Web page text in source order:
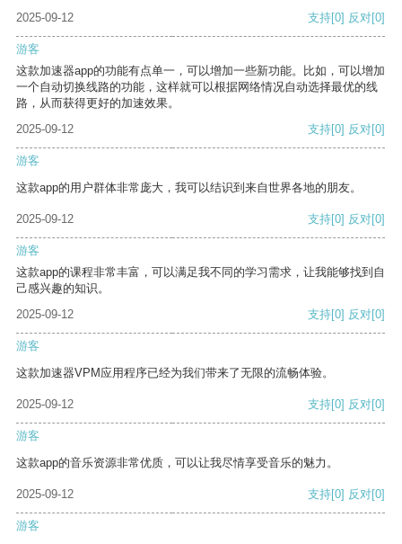
2025-09-12
支持[0] 反对[0]
游客
这款加速器app的功能有点单一，可以增加一些新功能。比如，可以增加
一个自动切换线路的功能，这样就可以根据网络情况自动选择最优的线
路，从而获得更好的加速效果。
2025-09-12
支持[0] 反对[0]
游客
这款app的用户群体非常庞大，我可以结识到来自世界各地的朋友。
2025-09-12 支持[0] 反对[0]
游客
这款app的课程非常丰富，可以满足我不同的学习需求，让我能够找到自
己感兴趣的知识。
2025-09-12
支持[0] 反对[0]
游客
这款加速器VPM应用程序已经为我们带来了无限的流畅体验。
2025-09-12 支持[0] 反对[0]
游客
这款app的音乐资源非常优质，可以让我尽情享受音乐的魅力。
2025-09-12 支持[0] 反对[0]
游客